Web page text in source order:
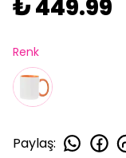
₺ 449.99
Renk
Paylaş: